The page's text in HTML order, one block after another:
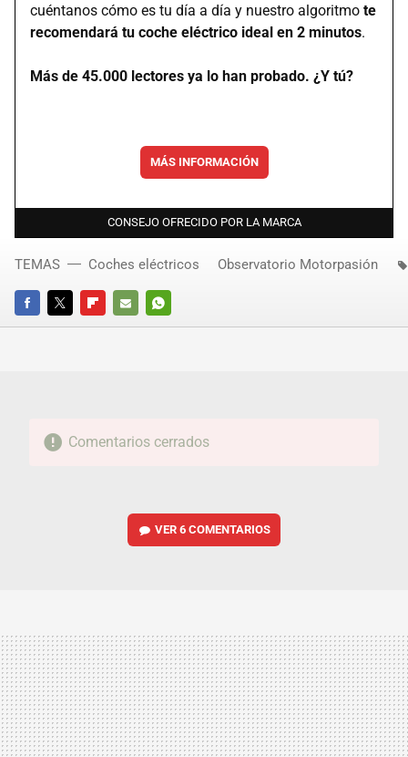
cuéntanos cómo es tu día a día y nuestro algoritmo te
recomendará tu coche eléctrico ideal en 2 minutos.
Más de 45.000 lectores ya lo han probado. ¿Y tú?
MÁS INFORMACIÓN
CONSEJO OFRECIDO POR LA MARCA
FACEBOOKTWITTERFLIPBOARD
E-
WHATSAPP
TEMAS Coches eléctricos Observatorio Motorpasión
Comentarios cerrados
VER6 COMENTARIOS